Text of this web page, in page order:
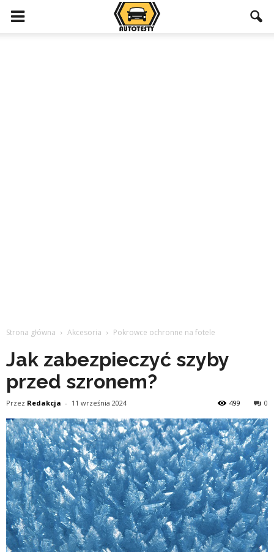
Strona główna Akcesoria Pokrowce ochronne na fotele
Jak zabezpieczyć szyby
przed szronem?
Przez Redakcja - 11 września 2024 0
499